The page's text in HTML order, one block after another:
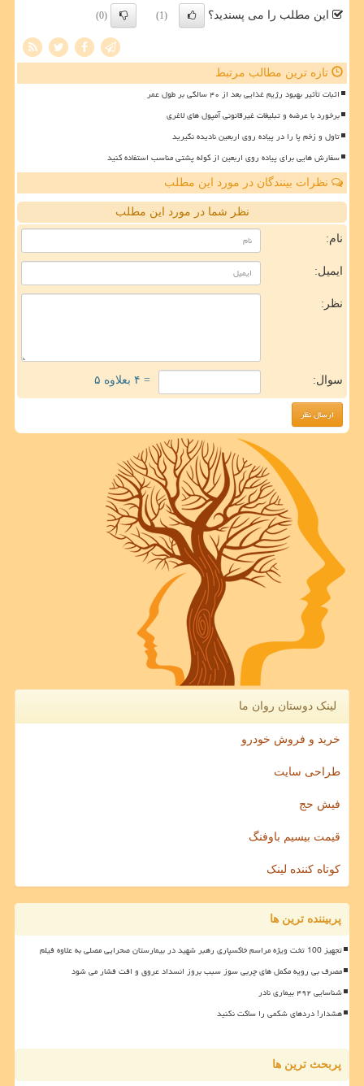
این مطلب را می پسندید؟ (1)
(0)
تازه ترین مطالب مرتبط
اثبات تأثیر بهبود رژیم غذایی بعد از ۴۰ سالگی بر طول عمر
برخورد با عرضه و تبلیغات غیرقانونی آمپول های لاغری
تاول و زخم پا را در پیاده روی اربعین نادیده نگیرید
سفارش هایی برای پیاده روی اربعین از کوله پشتی مناسب استفاده کنید
نظرات بینندگان در مورد این مطلب
نظر شما در مورد این مطلب
نام:
ایمیل:
نظر:
سوال: = ۴ بعلاوه ۵
لینک دوستان روان ما
خرید و فروش خودرو
طراحی سایت
فیش حج
قیمت بیسیم باوفنگ
کوتاه کننده لینک
پربیننده ترین ها
تجهیز 100 تخت ویژه مراسم خاکسپاری رهبر شهید در بیمارستان صحرایی مصلی به علاوه فیلم
مصرف بی رویه مکمل های چربی سوز سبب بروز انسداد عروق و افت فشار می شود
شناسایی ۴۹۲ بیماری نادر
هشدار! دردهای شکمی را ساکت نکنید
پربحث ترین ها